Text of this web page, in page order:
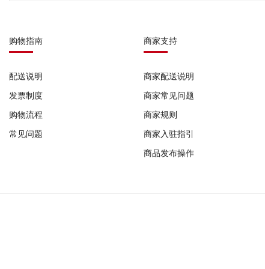
购物指南
配送说明
发票制度
购物流程
常见问题
商家支持
商家配送说明
商家常见问题
商家规则
商家入驻指引
商品发布操作